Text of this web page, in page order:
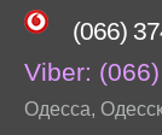
(066)
Viber:
Одесса,